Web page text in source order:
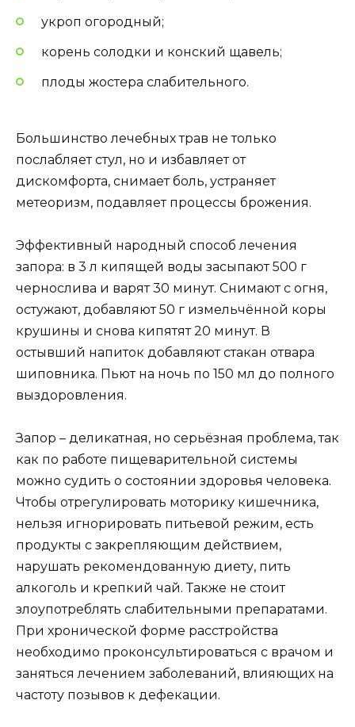
укроп огородный;
корень солодки и конский щавель;
плоды жостера слабительного.
Большинство лечебных трав не только
послабляет стул, но и избавляет от
дискомфорта, снимает боль, устраняет
метеоризм, подавляет процессы брожения.
Эффективный народный способ лечения
запора: в 3 л кипящей воды засыпают 500 г
чернослива и варят 30 минут. Снимают с огня,
остужают, добавляют 50 г измельчённой коры
крушины и снова кипятят 20 минут. В
остывший напиток добавляют стакан отвара
шиповника. Пьют на ночь по 150 мл до полного
выздоровления.
Запор – деликатная, но серьёзная проблема, так
как по работе пищеварительной системы
можно судить о состоянии здоровья человека.
Чтобы отрегулировать моторику кишечника,
нельзя игнорировать питьевой режим, есть
продукты с закрепляющим действием,
нарушать рекомендованную диету, пить
алкоголь и крепкий чай. Также не стоит
злоупотреблять слабительными препаратами.
При хронической форме расстройства
необходимо проконсультироваться с врачом и
заняться лечением заболеваний, влияющих на
частоту позывов к дефекации.